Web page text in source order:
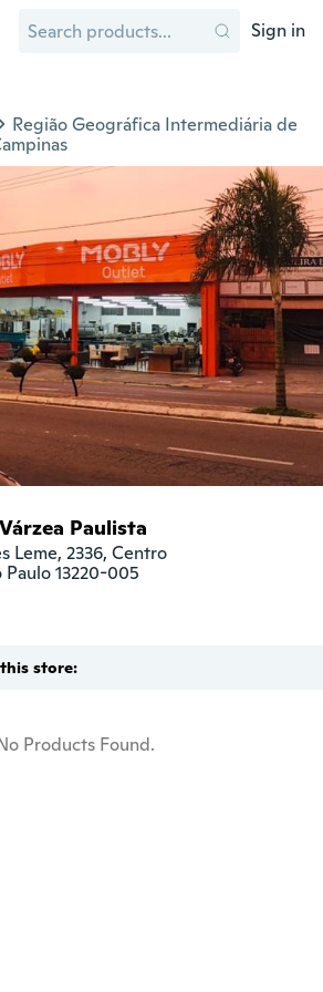
Sign in
Região Geográfica Intermediária de
Paulista
Leme, 2336, Centro
Paulo 13220-005
store:
Products Found.